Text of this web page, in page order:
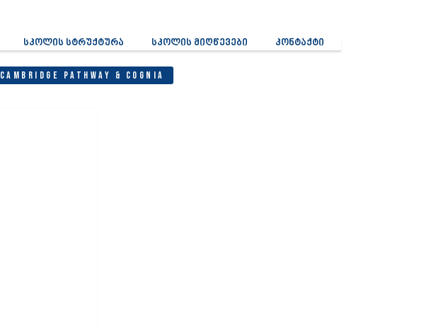
სკოლის სტრუქტურა სკოლის მიღწევები კონტაქტი
Cambridge Pathway & Cognia